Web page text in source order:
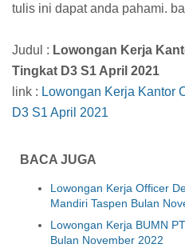
tulis ini dapat anda pahami.
Judul : Lowongan Kerja
Tingkat D3 S1 April 2021
link : Lowongan Kerja Kantor
D3 S1 April 2021
BACA JUGA
Lowongan Kerja Officer
Mandiri Taspen Bulan
Lowongan Kerja BUMN
Bulan November 2022